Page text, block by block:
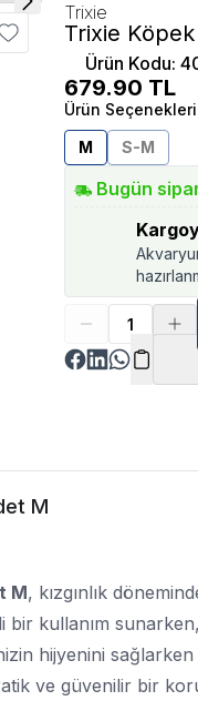
Trixie
Trixie
Ürün Kodu:
679.90 TL
Ürün Seçenekleri
M
S-M
Bugün
M
M, kızgınlık
kullanım
hijyenini sağlarken
ve güvenilir bir